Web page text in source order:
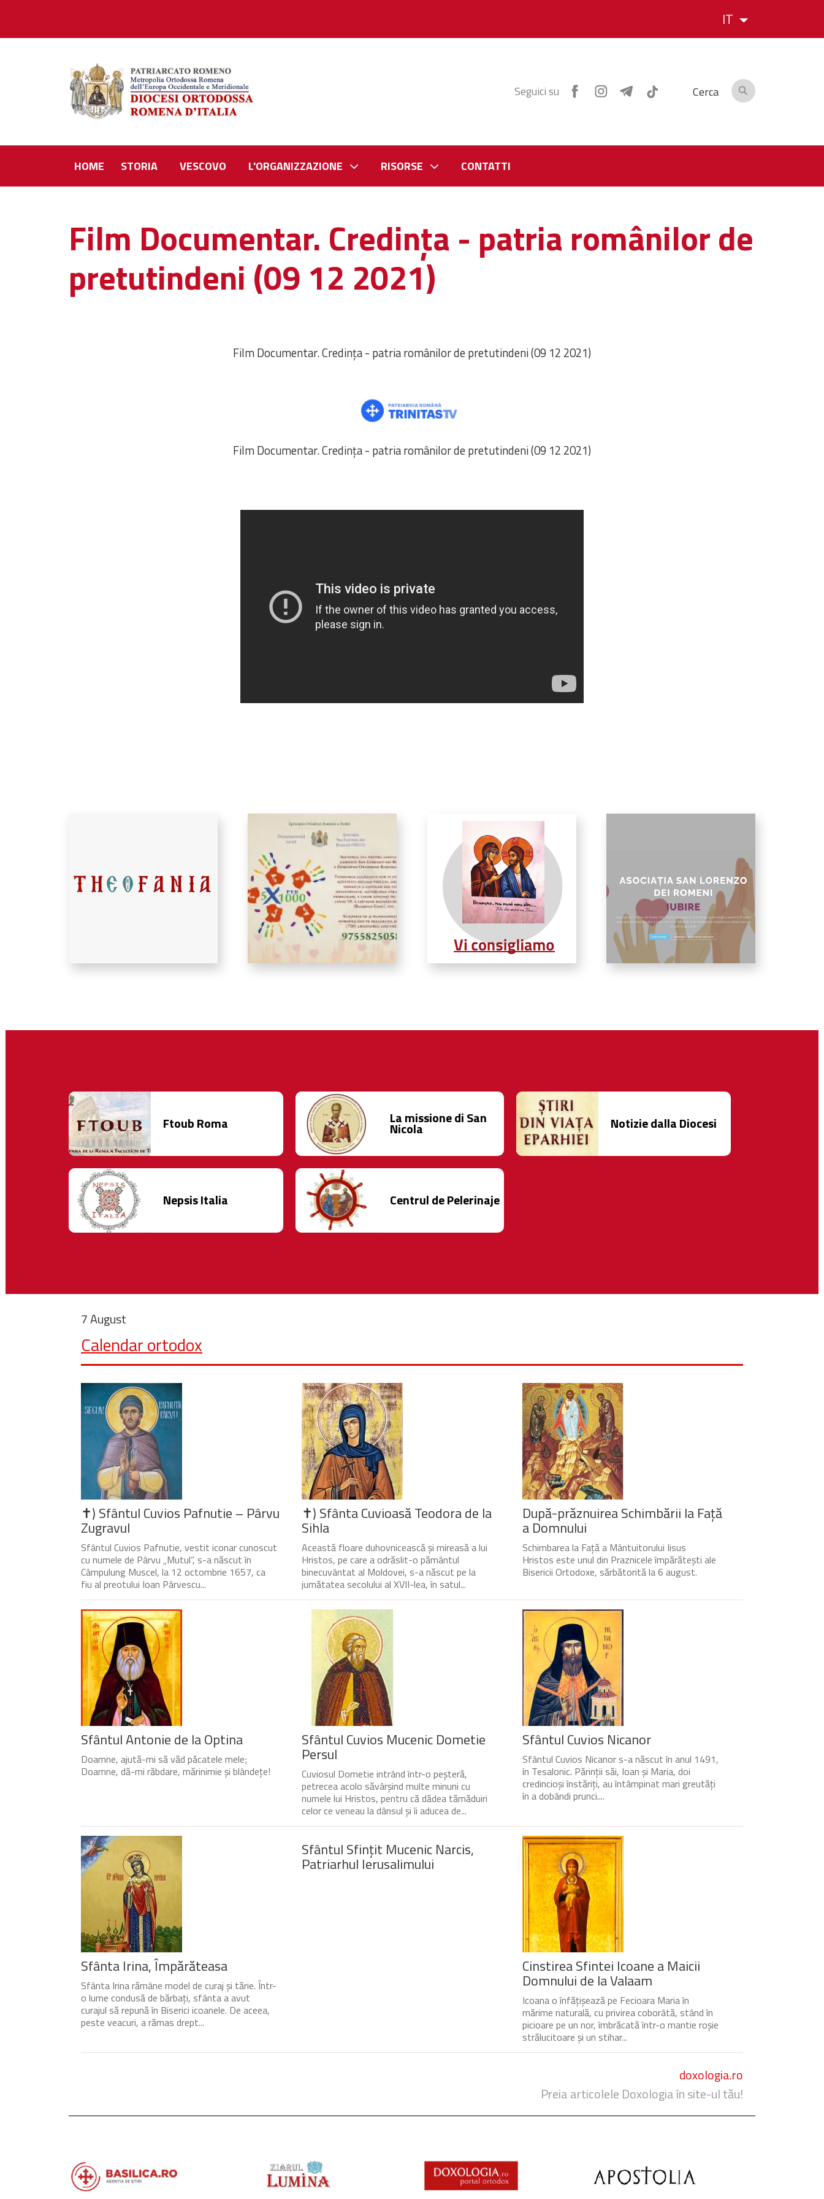
IT
Seguici su Cerca
HOME STORIA VESCOVO L'ORGANIZZAZIONE RISORSE CONTATTI
Film Documentar. Credința - patria românilor de
pretutindeni (09 12 2021)
Film Documentar. Credința - patria românilor de pretutindeni (09 12 2021)
Film Documentar. Credința - patria românilor de pretutindeni (09 12 2021)
Ftoub Roma La missione di San
Nicola Notizie dalla Diocesi
Nepsis Italia Centrul de Pelerinaje
7 August
Calendar ortodox
✝) Sfântul Cuvios Pafnutie – Pârvu
Zugravul
Sfântul Cuvios Pafnutie, vestit iconar cunoscut
cu numele de Pârvu „Mutul”, s-a născut în
Câmpulung Muscel, la 12 octombrie 1657, ca
fiu al preotului Ioan Pârvescu...
✝) Sfânta Cuvioasă Teodora de la
Sihla
Această floare duhovnicească și mireasă a lui
Hristos, pe care a odrăslit-o pământul
binecuvântat al Moldovei, s-a născut pe la
jumătatea secolului al XVII-lea, în satul...
După-prăznuirea Schimbării la Față
a Domnului
Schimbarea la Față a Mântuitorului Iisus
Hristos este unul din Praznicele împărătești ale
Bisericii Ortodoxe, sărbătorită la 6 august.
Sfântul Antonie de la Optina
Doamne, ajută-mi să văd păcatele mele;
Doamne, dă-mi răbdare, mărinimie şi blândeţe!
Sfântul Cuvios Mucenic Dometie
Persul
Cuviosul Dometie intrând într-o peșteră,
petrecea acolo săvârșind multe minuni cu
numele lui Hristos, pentru că dădea tămăduiri
celor ce veneau la dânsul și îi aducea de...
Sfântul Cuvios Nicanor
Sfântul Cuvios Nicanor s-a născut în anul 1491,
în Tesalonic. Părinții săi, Ioan și Maria, doi
credincioși înstăriți, au întâmpinat mari greutăți
în a dobândi prunci....
Sfânta Irina, Împărăteasa
Sfânta Irina rămâne model de curaj și tărie. Într-
o lume condusă de bărbați, sfânta a avut
curajul să repună în Biserici icoanele. De aceea,
peste veacuri, a rămas drept...
Sfântul Sfinţit Mucenic Narcis,
Patriarhul Ierusalimului
Cinstirea Sfintei Icoane a Maicii
Domnului de la Valaam
Icoana o înfățișează pe Fecioara Maria în
mărime naturală, cu privirea coborâtă, stând în
picioare pe un nor, îmbrăcată într-o mantie roșie
strălucitoare și un stihar...
doxologia.ro
Preia articolele Doxologia în site-ul tău!